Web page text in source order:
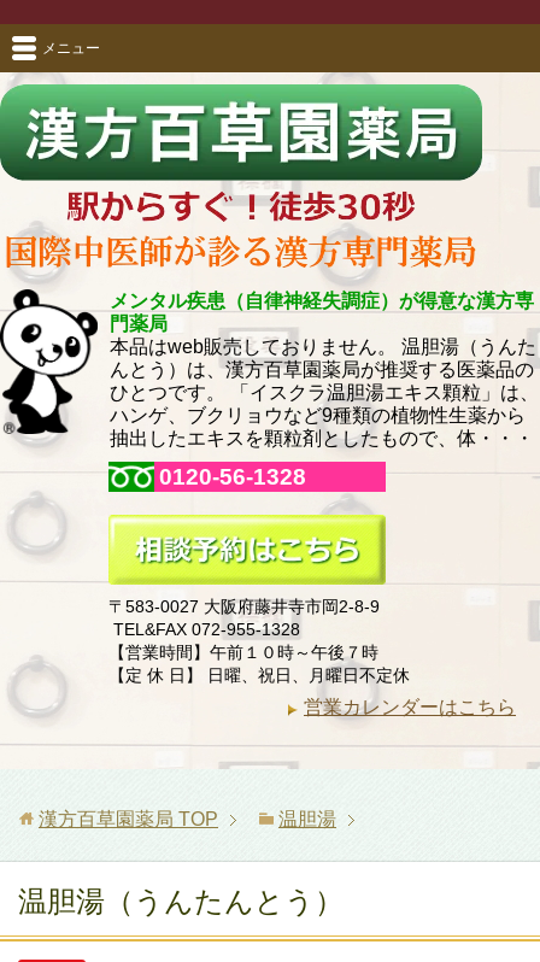
メンタル疾患（自律神経失調症）が得意な漢方専
門薬局
本品はweb販売しておりません。 温胆湯（うんた
んとう）は、漢方百草園薬局が推奨する医薬品の
ひとつです。 「イスクラ温胆湯エキス顆粒」は、
ハンゲ、ブクリョウなど9種類の植物性生薬から
抽出したエキスを顆粒剤としたもので、体・・・
0120-56-1328
〒583-0027 大阪府藤井寺市岡2-8-9
TEL&FAX 072-955-1328
【営業時間】午前１０時～午後７時
【定 休 日】 日曜、祝日、月曜日不定休
営業カレンダーはこちら
メニュー
漢方百草園薬局 TOP 温胆湯
温胆湯（うんたんとう）